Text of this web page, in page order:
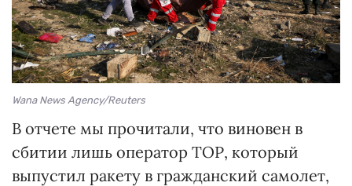
Wana News Agency/Reuters
В отчете мы прочитали, что виновен в
сбитии лишь оператор ТОР, который
выпустил ракету в гражданский самолет,